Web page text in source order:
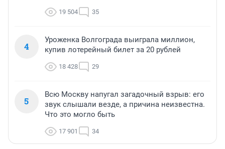
19 504 35
4
Уроженка Волгограда выиграла миллион,
купив лотерейный билет за 20 рублей
18 428 29
5
Всю Москву напугал загадочный взрыв: его
звук слышали везде, а причина неизвестна.
Что это могло быть
17 901 34